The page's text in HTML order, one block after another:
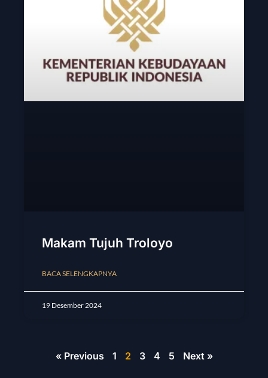
Makam Tujuh Troloyo
BACA SELENGKAPNYA
19 Desember 2024
« Previous 1 2 3 4 5 Next »